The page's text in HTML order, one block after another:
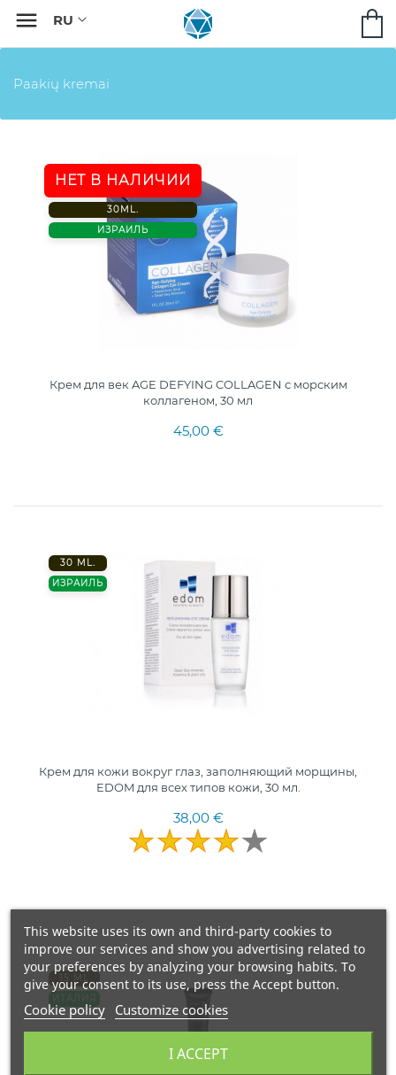

Paakių kremai
НЕТ В НАЛИЧИИ
30ML.
ИЗРАИЛЬ
Крем для век AGE DEFYING COLLAGEN с морским
коллагеном, 30 мл
45,00 €
30 ML.
ИЗРАИЛЬ
Крем для кожи вокруг глаз, заполняющий морщины,
EDOM для всех типов кожи, 30 мл.
38,00 €
15 ML
ИТАЛИЯ
This website uses its own and third-party cookies to
improve our services and show you advertising related to
your preferences by analyzing your browsing habits. To
give your consent to its use, press the Accept button.
Cookie policy Customize cookies
I ACCEPT